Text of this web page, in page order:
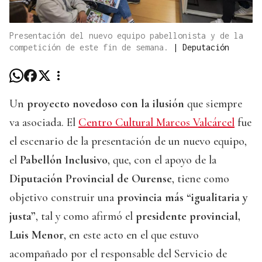
Presentación del nuevo equipo pabellonista y de la
competición de este fin de semana.
| Deputación
Un proyecto novedoso con la ilusión que siempre
va asociada. El Centro Cultural Marcos Valcárcel fue
el escenario de la presentación de un nuevo equipo,
el Pabellón Inclusivo, que, con el apoyo de la
Diputación Provincial de Ourense, tiene como
objetivo construir una provincia más “igualitaria y
justa”, tal y como afirmó el presidente provincial,
Luis Menor, en este acto en el que estuvo
acompañado por el responsable del Servicio de